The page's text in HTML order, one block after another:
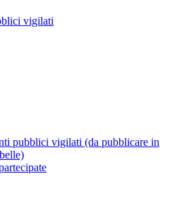
vigilati
pubblici vigilati (da pubblicare in